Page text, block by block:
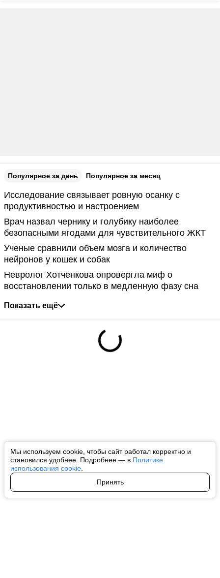
Мы используем cookie, чтобы сайт работал корректно и
становился удобнее. Подробнее — в Политике
использования cookie
Принять
Популярное за день Популярное за месяц
Исследование связывает ровную осанку с
продуктивностью и настроением
Врач назвал чернику и голубику наиболее
безопасными ягодами для чувствительного ЖКТ
Ученые сравнили объем мозга и количество
нейронов у кошек и собак
Невролог Хотченкова опровергла миф о
восстановлении только в медленную фазу сна
Показать ещё